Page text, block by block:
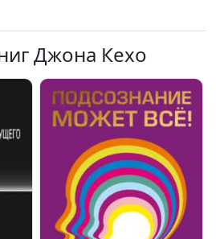
Джона Кехо